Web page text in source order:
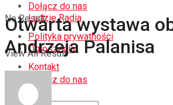
Dołącz do nas
Polityka prywatności
Kontakt
Ludzie Radia
Ogłoszenia
Dołącz do nas
No Result
View All Result
Otwarta wystawa
Andrzeja Palanisa